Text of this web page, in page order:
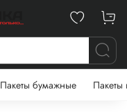
Пакеты бумажные Пакеты